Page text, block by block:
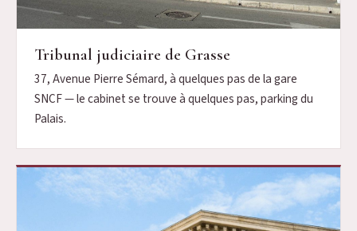
Tribunal judiciaire de Grasse
37, Avenue Pierre Sémard, à quelques pas de la gare
SNCF — le cabinet se trouve à quelques pas, parking du
Palais.